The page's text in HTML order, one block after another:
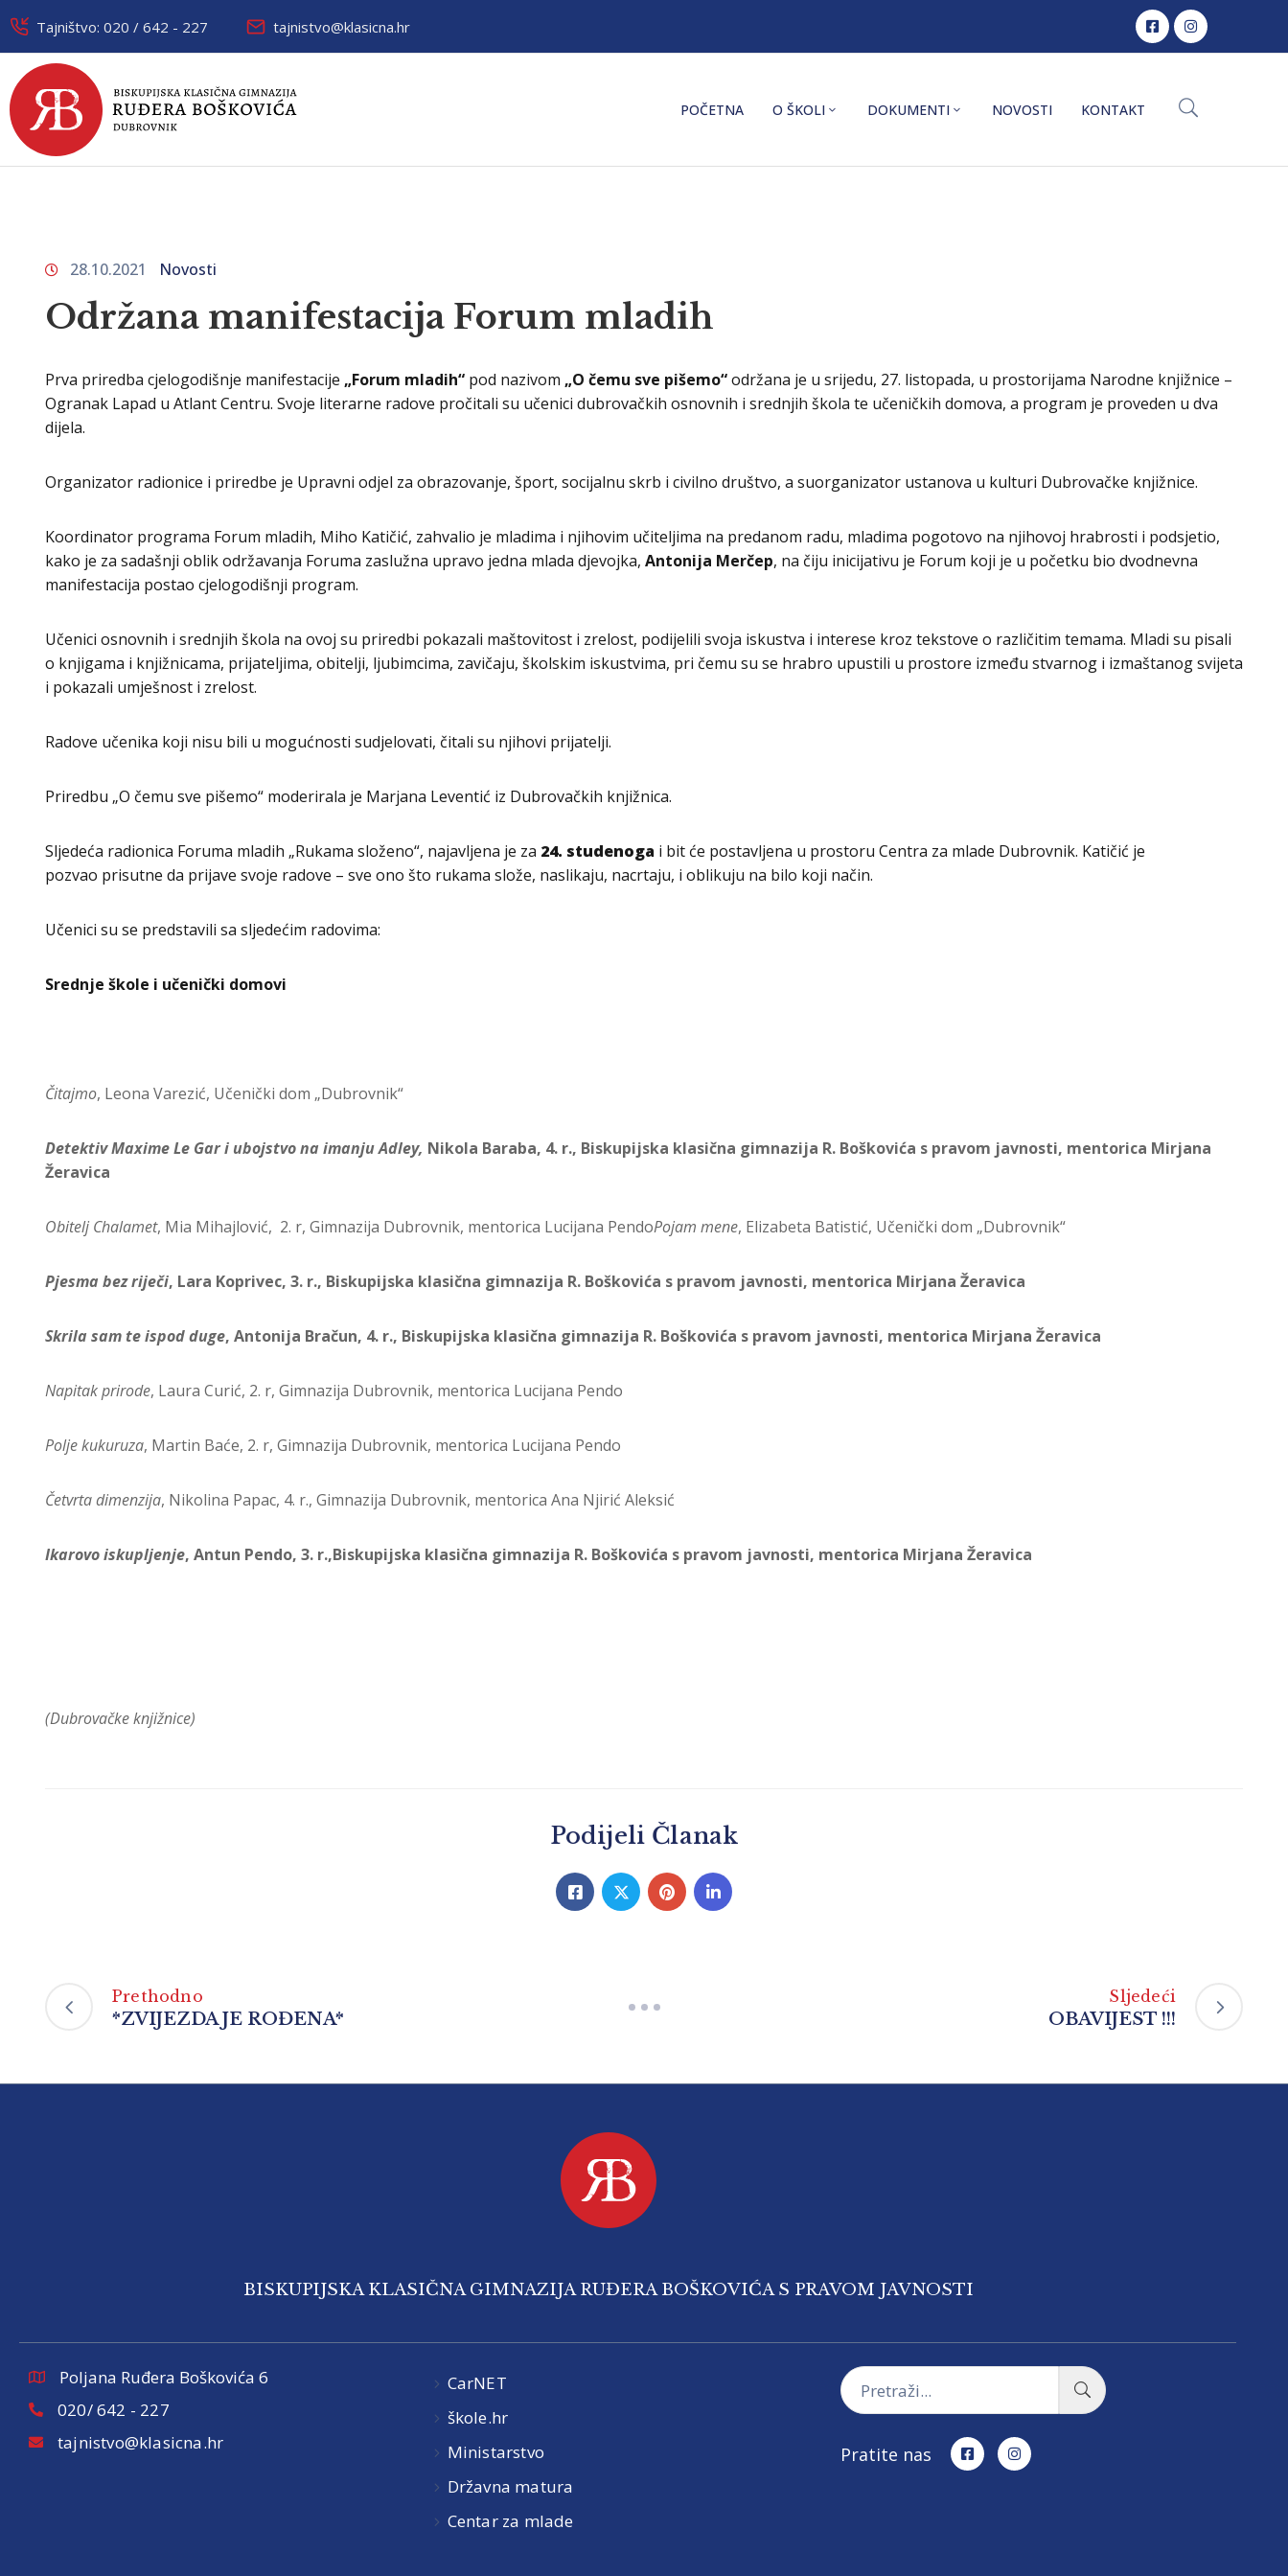
Tajništvo: 020 / 642 - 227 tajnistvo@klasicna.hr
POČETNA O ŠKOLI DOKUMENTI NOVOSTI KONTAKT
28.10.2021 Novosti
Održana manifestacija Forum mladih
Prva priredba cjelogodišnje manifestacije „Forum mladih“ pod nazivom „O čemu sve pišemo“održana je u srijedu, 27. listopada, u prostorijama Narodne knjižnice –
Ogranak Lapad u Atlant Centru. Svoje literarne radove pročitali su učenici dubrovačkih osnovnih i srednjih škola te učeničkih domova, a program je proveden u dva
dijela.
Organizator radionice i priredbe je Upravni odjel za obrazovanje, šport, socijalnu skrb i civilno društvo, a suorganizator ustanova u kulturi Dubrovačke knjižnice.
Koordinator programa Forum mladih, Miho Katičić, zahvalio je mladima i njihovim učiteljima na predanom radu, mladima pogotovo na njihovoj hrabrosti i podsjetio,
kako je za sadašnji oblik održavanja Foruma zaslužna upravo jedna mlada djevojka, Antonija Merčep, na čiju inicijativu je Forum koji je u početku bio dvodnevna
manifestacija postao cjelogodišnji program.
Učenici osnovnih i srednjih škola na ovoj su priredbi pokazali maštovitost i zrelost, podijelili svoja iskustva i interese kroz tekstove o različitim temama. Mladi su pisali
o knjigama i knjižnicama, prijateljima, obitelji, ljubimcima, zavičaju, školskim iskustvima, pri čemu su se hrabro upustili u prostore između stvarnog i izmaštanog svijeta
i pokazali umješnost i zrelost.
Radove učenika koji nisu bili u mogućnosti sudjelovati, čitali su njihovi prijatelji.
Priredbu „O čemu sve pišemo“ moderirala je Marjana Leventić iz Dubrovačkih knjižnica.
Sljedeća radionica Foruma mladih „Rukama složeno“, najavljena je za 24. studenoga i bit će postavljena u prostoru Centra za mlade Dubrovnik. Katičić je
pozvao prisutne da prijave svoje radove – sve ono što rukama slože, naslikaju, nacrtaju, i oblikuju na bilo koji način.
Učenici su se predstavili sa sljedećim radovima:
Srednje škole i učenički domovi
Čitajmo, Leona Varezić, Učenički dom „Dubrovnik“
Detektiv Maxime Le Gar i ubojstvo na imanju Adley, Nikola Baraba, 4. r., Biskupijska klasična gimnazija R. Boškovića s pravom javnosti, mentorica Mirjana
Žeravica
Obitelj Chalamet, Mia Mihajlović, 2. r, Gimnazija Dubrovnik, mentorica Lucijana PendoPojam mene, Elizabeta Batistić, Učenički dom „Dubrovnik“
Pjesma bez riječi, Lara Koprivec, 3. r., Biskupijska klasična gimnazija R. Boškovića s pravom javnosti, mentorica Mirjana Žeravica
Skrila sam te ispod duge, Antonija Bračun, 4. r., Biskupijska klasična gimnazija R. Boškovića s pravom javnosti, mentorica Mirjana Žeravica
Napitak prirode, Laura Curić, 2. r, Gimnazija Dubrovnik, mentorica Lucijana Pendo
Polje kukuruza, Martin Baće, 2. r, Gimnazija Dubrovnik, mentorica Lucijana Pendo
Četvrta dimenzija, Nikolina Papac, 4. r., Gimnazija Dubrovnik, mentorica Ana Njirić Aleksić
Ikarovo iskupljenje, Antun Pendo, 3. r.,Biskupijska klasična gimnazija R. Boškovića s pravom javnosti, mentorica Mirjana Žeravica
(Dubrovačke knjižnice)
Podijeli Članak
Prethodno
*ZVIJEZDA JE ROĐENA*
Sljedeći
OBAVIJEST !!!
BISKUPIJSKA KLASIČNA GIMNAZIJA RUĐERA BOŠKOVIĆA S PRAVOM JAVNOSTI
Poljana Ruđera Boškovića 6
020/ 642 - 227
tajnistvo@klasicna.hr
CarNET
škole.hr
Ministarstvo
Državna matura
Centar za mlade
Pratite nas